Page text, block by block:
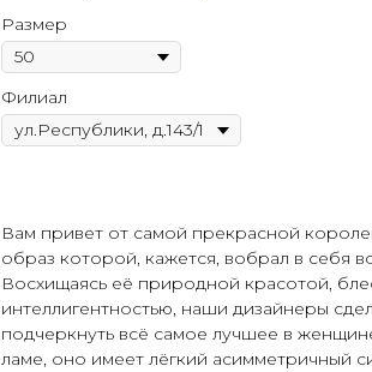
Размер
Филиал
Вам привет от самой прекрасной
образ которой, кажется, вобрал в себя
Восхищаясь её природной красотой,
интеллигентностью, наши дизайнеры
подчеркнуть всё самое лучшее в
ламе, оно имеет лёгкий асимметричный